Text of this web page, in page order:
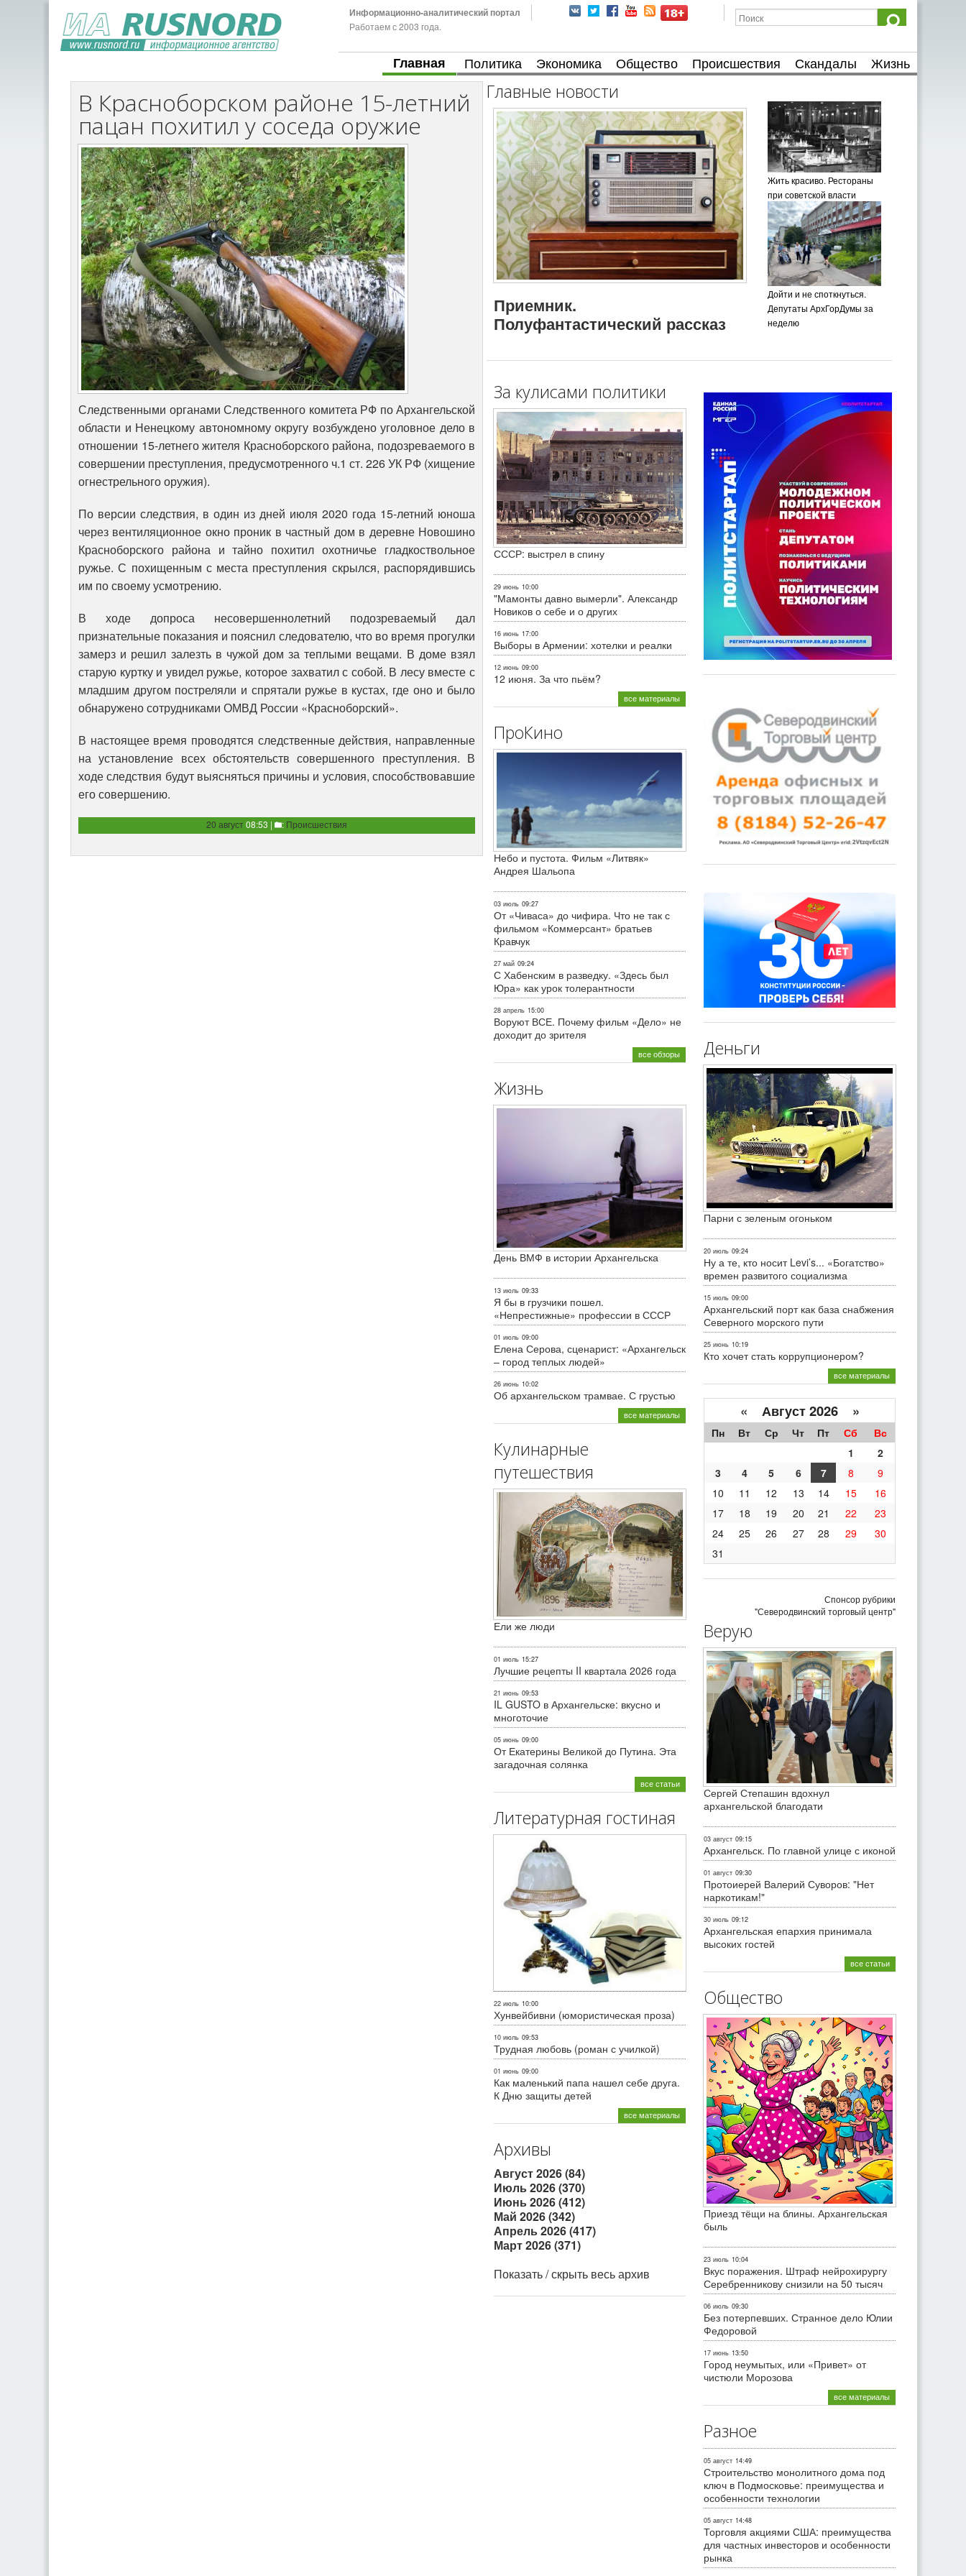
Информационно-аналитический портал
Работаем с 2003 года.
Главная Политика Экономика Общество Происшествия Скандалы Жизнь
В Красноборском районе 15-летний
пацан похитил у соседа оружие
Следственными органами Следственного комитета РФ по Архангельской
области и Ненецкому автономному округу возбуждено уголовное дело в
отношении 15-летнего жителя Красноборского района, подозреваемого в
совершении преступления, предусмотренного ч.1 ст. 226 УК РФ (хищение
огнестрельного оружия).
По версии следствия, в один из дней июля 2020 года 15-летний юноша
через вентиляционное окно проник в частный дом в деревне Новошино
Красноборского района и тайно похитил охотничье гладкоствольное
ружье. С похищенным с места преступления скрылся, распорядившись
им по своему усмотрению.
В ходе допроса несовершеннолетний подозреваемый дал
признательные показания и пояснил следователю, что во время прогулки
замерз и решил залезть в чужой дом за теплыми вещами. В доме взял
старую куртку и увидел ружье, которое захватил с собой. В лесу вместе с
младшим другом постреляли и спрятали ружье в кустах, где оно и было
обнаружено сотрудниками ОМВД России «Красноборский».
В настоящее время проводятся следственные действия, направленные
на установление всех обстоятельств совершенного преступления. В
ходе следствия будут выясняться причины и условия, способствовавшие
его совершению.
20 август08:53 | : Происшествия
Главные новости
Приемник.
Полуфантастический рассказ
Жить красиво. Рестораны
при советской власти
Дойти и не споткнуться.
Депутаты АрхГорДумы за
неделю
За кулисами политики
СССР: выстрел в спину
29 июнь 10:00
"Мамонты давно вымерли". Александр
Новиков о себе и о других
16 июнь 17:00
Выборы в Армении: хотелки и реалки
12 июнь 09:00
12 июня. За что пьём?
все материалы
ПроКино
Небо и пустота. Фильм «Литвяк»
Андрея Шальопа
03 июль 09:27
От «Чиваса» до чифира. Что не так с
фильмом «Коммерсант» братьев
Кравчук
27 май 09:24
С Хабенским в разведку. «Здесь был
Юра» как урок толерантности
28 апрель 15:00
Воруют ВСЕ. Почему фильм «Дело» не
доходит до зрителя
все обзоры
Жизнь
День ВМФ в истории Архангельска
13 июль 09:33
Я бы в грузчики пошел.
«Непрестижные» профессии в СССР
01 июль 09:00
Елена Серова, сценарист: «Архангельск
– город теплых людей»
26 июнь 10:02
Об архангельском трамвае. С грустью
все материалы
Кулинарные
путешествия
Ели же люди
01 июль 15:27
Лучшие рецепты II квартала 2026 года
21 июнь 09:53
IL GUSTO в Архангельске: вкусно и
многоточие
05 июнь 09:00
От Екатерины Великой до Путина. Эта
загадочная солянка
все статьи
Литературная гостиная
22 июль 10:00
Хунвейбивни (юмористическая проза)
10 июль 09:53
Трудная любовь (роман с училкой)
01 июнь 09:00
Как маленький папа нашел себе друга.
К Дню защиты детей
все материалы
Архивы
Август 2026 (84)
Июль 2026 (370)
Июнь 2026 (412)
Май 2026 (342)
Апрель 2026 (417)
Март 2026 (371)
Показать / скрыть весь архив
Деньги
Парни с зеленым огоньком
20 июль 09:24
Ну а те, кто носит Levi’s... «Богатство»
времен развитого социализма
15 июль 09:00
Архангельский порт как база снабжения
Северного морского пути
25 июнь 10:19
Кто хочет стать коррупционером?
все материалы
« Август 2026 »
Пн Вт Ср Чт Пт Сб
Вс
1
2
3
4 5 6 7 8
9
10
11 12 13 14 15
16
17
18 19 20 21 22
23
24
25 26 27 28 29
30
31
Спонсор рубрики
"Северодвинский торговый центр"
Верую
Сергей Степашин вдохнул
архангельской благодати
03 август 09:15
Архангельск. По главной улице с иконой
01 август 09:30
Протоиерей Валерий Суворов: "Нет
наркотикам!"
30 июль 09:12
Архангельская епархия принимала
высоких гостей
все статьи
Общество
Приезд тёщи на блины. Архангельская
быль
23 июль 10:04
Вкус поражения. Штраф нейрохирургу
Серебренникову снизили на 50 тысяч
06 июль 09:30
Без потерпевших. Странное дело Юлии
Федоровой
17 июнь 13:50
Город неумытых, или «Привет» от
чистюли Морозова
все материалы
Разное
05 август 14:49
Строительство монолитного дома под
ключ в Подмосковье: преимущества и
особенности технологии
05 август 14:48
Торговля акциями США: преимущества
для частных инвесторов и особенности
рынка